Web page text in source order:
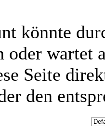
könnte
oder wartet
Seite
den